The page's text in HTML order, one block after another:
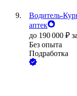
Водитель-
аптек
до 190 000 ₽
Без опыта
Подработка